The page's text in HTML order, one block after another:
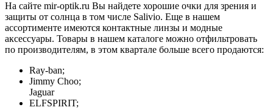
На сайте mir-optik.ru Вы найдете хорошие очки для зрения и
защиты от солнца в том числе Salivio. Еще в нашем
ассортименте имеются контактные линзы и модные
аксессуары. Товары в нашем каталоге можно отфильтровать
по производителям, в этом квартале больше всего продаются:
Ray-ban;
Jimmy Choo;
Jaguar
ELFSPIRIT;